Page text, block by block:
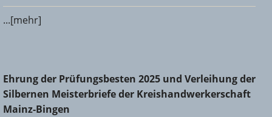
...[mehr]
Ehrung der Prüfungsbesten 2025 und Verleihung der
Silbernen Meisterbriefe der Kreishandwerkerschaft Mainz-
Bingen
Ehrung der Prüfungsbesten 2025 und Verleihung der
Silbernen Meisterbriefe der Kreishandwerkerschaft
Mainz-Bingen